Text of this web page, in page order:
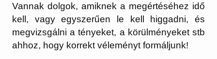
Vannak dolgok, amiknek a megértéséhez idő
kell, vagy egyszerűen le kell higgadni, és
megvizsgálni a tényeket, a körülményeket stb
ahhoz, hogy korrekt véleményt formáljunk!